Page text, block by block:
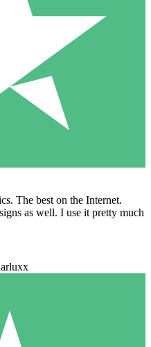
The best on the Internet.
as well. I use it pretty much